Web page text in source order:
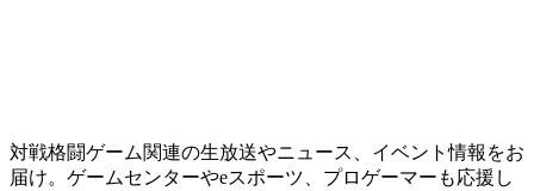
対戦格闘ゲーム関連の生放送やニュース、イベント情報をお
届け。ゲームセンターやeスポーツ、プロゲーマーも応援し